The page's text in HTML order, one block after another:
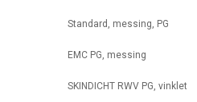
Standard, messing, PG
EMC PG, messing
SKINDICHT RWV PG, vinklet